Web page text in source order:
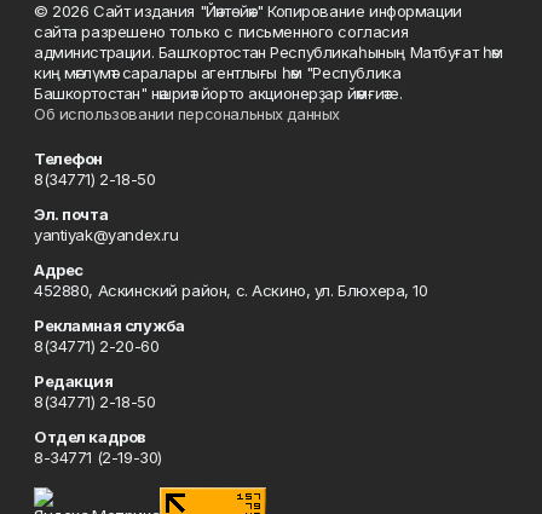
© 2026 Сайт издания "Йәнтөйәк" Копирование информации
сайта разрешено только с письменного согласия
администрации. Башҡортостан Республикаһының Матбуғат һәм
киң мәғлүмәт саралары агентлығы һәм "Республика
Башкортостан" нәшриәт йорто акционерҙар йәмғиәте.
Об использовании персональных данных
Телефон
8(34771) 2-18-50
Эл. почта
yantiyak@yandex.ru
Адрес
452880, Аскинский район, с. Аскино, ул. Блюхера, 10
Рекламная служба
8(34771) 2-20-60
Редакция
8(34771) 2-18-50
Отдел кадров
8-34771 (2-19-30)